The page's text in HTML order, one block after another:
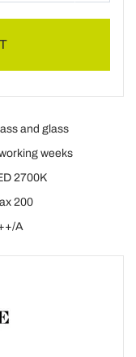
and glass
weeks
2700K
200
A